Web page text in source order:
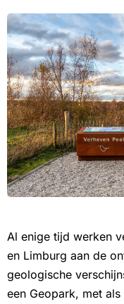
Al enige tijd werken
en Limburg aan de
geologische
een Geopark, met